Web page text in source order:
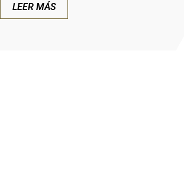
LEER MÁS